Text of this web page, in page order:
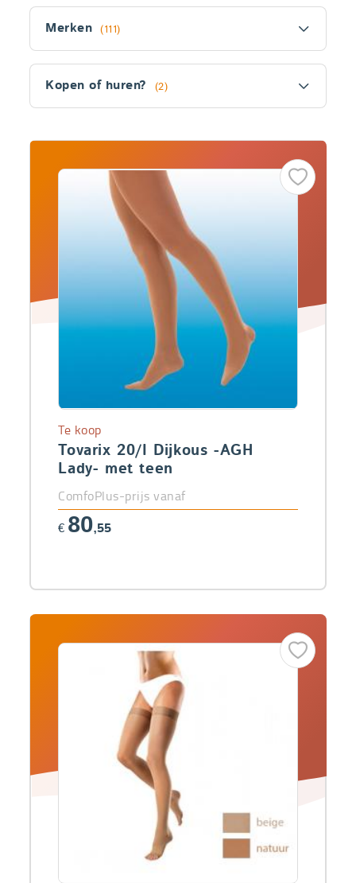
section
Filter
Merken (111)
Kopen of huren? (2)
Producten
Tovarix 20/I Dijkous -AGH
Lady- met teen
Te koop
ComfoPlus-prijs vanaf
€ 80,55